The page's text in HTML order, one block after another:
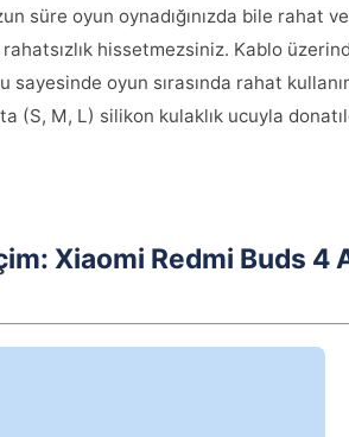
süre oyun oynadığınızda bile rahat
hissetmezsiniz. Kablo
sayesinde oyun sırasında rahat
(S, M, L) silikon kulaklık ucuyla
Xiaomi Redmi Buds 4